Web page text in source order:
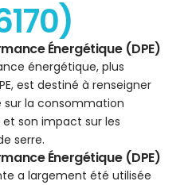
Énergétique (DPE)
énergétique, plus
est destiné à renseigner
sur la consommation
son impact sur les
serre.
Énergétique (DPE)
a largement été utilisée